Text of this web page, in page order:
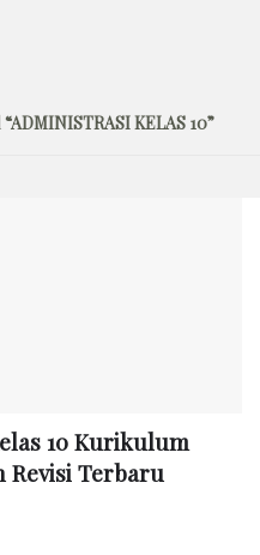
ADMINISTRASI KELAS 10
10 Kurikulum
Revisi Terbaru